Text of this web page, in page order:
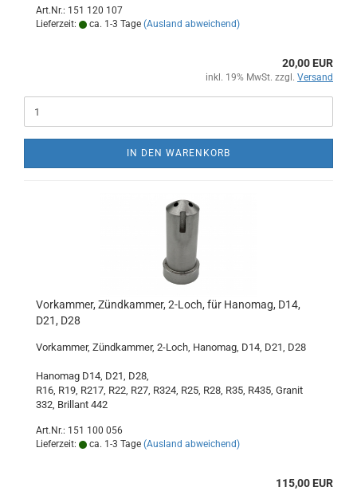
Art.Nr.: 151 120 107
Lieferzeit:
ca. 1-3 Tage (Ausland abweichend)
20,00 EUR
inkl. 19% MwSt. zzgl. Versand
IN DEN WARENKORB
Vorkammer, Zündkammer, 2-Loch, für Hanomag, D14,
D21, D28
Vorkammer, Zündkammer, 2-Loch, Hanomag, D14, D21, D28
Hanomag D14, D21, D28,
R16, R19, R217, R22, R27, R324, R25, R28, R35, R435, Granit
332, Brillant 442
Art.Nr.: 151 100 056
Lieferzeit:
ca. 1-3 Tage (Ausland abweichend)
115,00 EUR